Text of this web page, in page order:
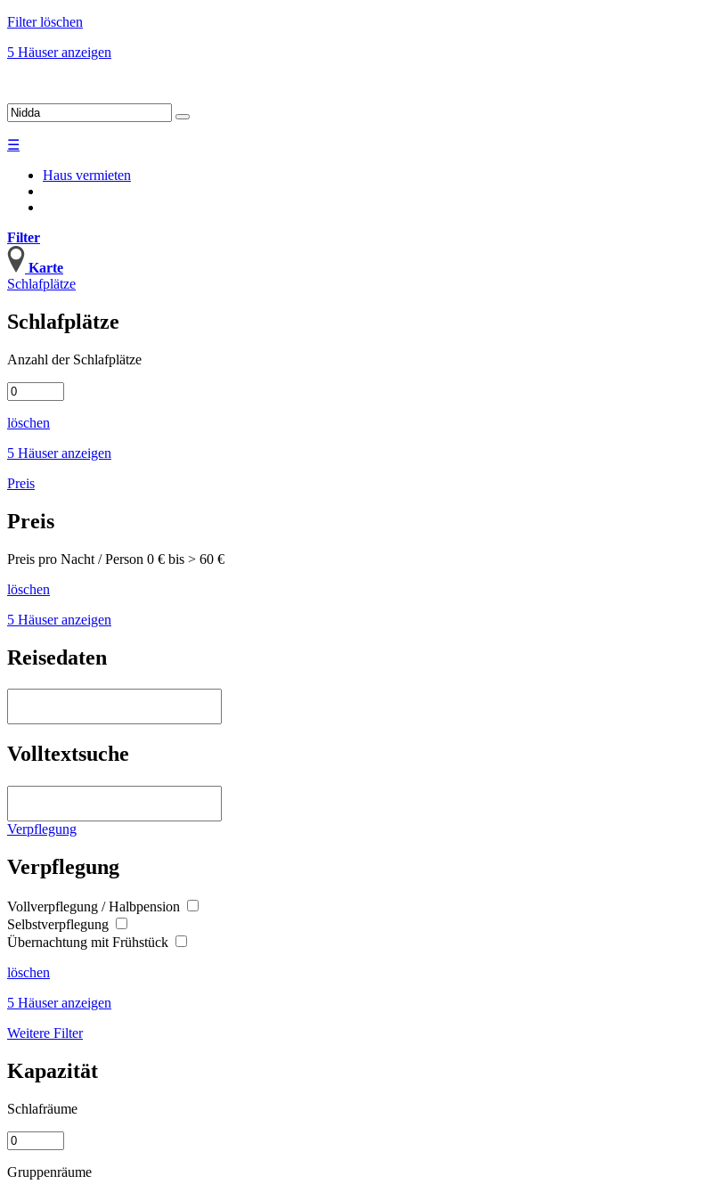
Filter löschen
5 Häuser anzeigen
☰
Haus vermieten
Filter
Karte
Schlafplätze
Schlafplätze
Anzahl der Schlafplätze
löschen
5 Häuser anzeigen
Preis
Preis
Preis pro Nacht / Person 0 € bis > 60 €
löschen
5 Häuser anzeigen
Reisedaten
Volltextsuche
Verpflegung
Verpflegung
Vollverpflegung / Halbpension
Selbstverpflegung
Übernachtung mit Frühstück
löschen
5 Häuser anzeigen
Weitere Filter
Kapazität
Schlafräume
Gruppenräume